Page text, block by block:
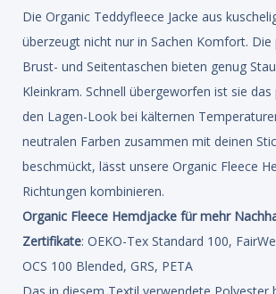
Die Organic Teddyfleece Jacke aus
überzeugt nicht nur in Sachen Komfort. Die
Brust- und Seitentaschen bieten genug
Kleinkram. Schnell übergeworfen ist sie
den Lagen-Look bei kälternen
neutralen Farben zusammen mit deinen
beschmückt, lässt unsere Organic Fleece
Richtungen kombinieren.
Organic Fleece Hemdjacke für mehr
Zertifikate: OEKO-Tex Standard 100,
OCS 100 Blended, GRS, PETA